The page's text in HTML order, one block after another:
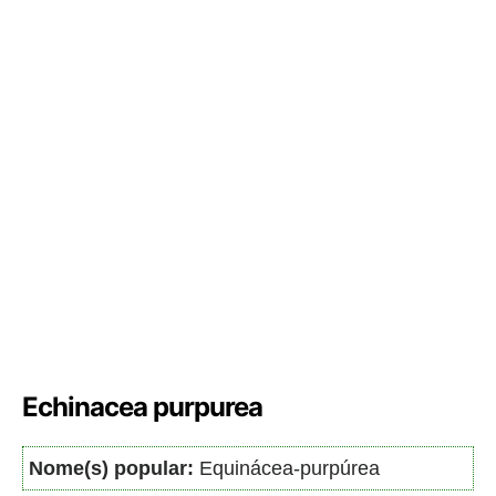
Echinacea purpurea
Nome(s) popular: Equinácea-purpúrea